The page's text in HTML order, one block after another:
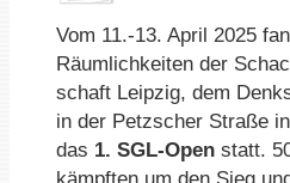
Vom 11.-13. April 2025
Räum­lich­kei­ten der
schaft Leip­zig, dem
in der Petzscher Stra­ße
das 1. SGL-Open statt.